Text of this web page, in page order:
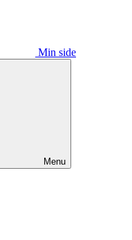
Min side
Menu